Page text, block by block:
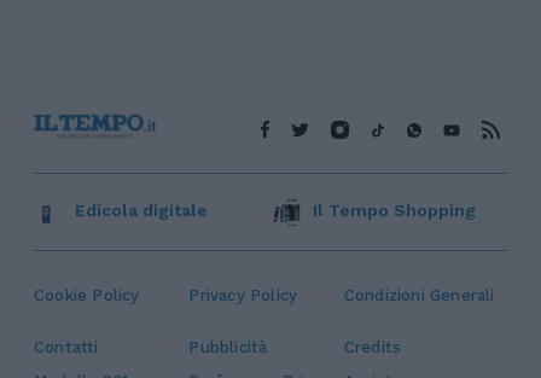
Cookie Policy Privacy Policy Condizioni Generali
Contatti Pubblicità
Credits
Edicola digitale Il Tempo Shopping